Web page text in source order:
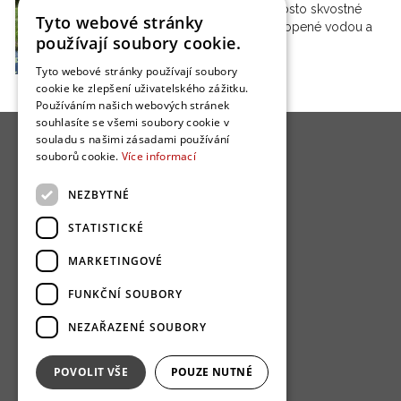
vzniklo naprosto skvostné
bydlení obklopené vodou a
lesy.…
Uživatelské podmínky
Ochrana osobních údajú
Cookies
Tyto webové stránky
používají soubory cookie.
Tyto webové stránky používají soubory
cookie ke zlepšení uživatelského zážitku.
Používáním našich webových stránek
souhlasíte se všemi soubory cookie v
souladu s našimi zásadami používání
souborů cookie. Více informací
NEZBYTNÉ
STATISTICKÉ
MARKETINGOVÉ
FUNKČNÍ SOUBORY
NEZAŘAZENÉ SOUBORY
POVOLIT VŠE POUZE NUTNÉ